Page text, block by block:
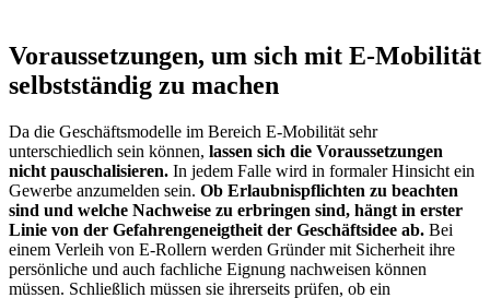
Voraussetzungen, um sich mit E-Mobilität
selbstständig zu machen
Da die Geschäftsmodelle im Bereich E-Mobilität sehr
unterschiedlich sein können, lassen sich die Voraussetzungen
nicht pauschalisieren. In jedem Falle wird in formaler Hinsicht ein
Gewerbe anzumelden sein. Ob Erlaubnispflichten zu beachten
sind und welche Nachweise zu erbringen sind, hängt in erster
Linie von der Gefahrengeneigtheit der Geschäftsidee ab. Bei
einem Verleih von E-Rollern werden Gründer mit Sicherheit ihre
persönliche und auch fachliche Eignung nachweisen können
müssen. Schließlich müssen sie ihrerseits prüfen, ob ein